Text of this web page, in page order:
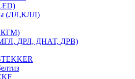
(ЛЛ,КЛЛ)
КГМ)
ДРЛ, ДНАТ, ДРВ)